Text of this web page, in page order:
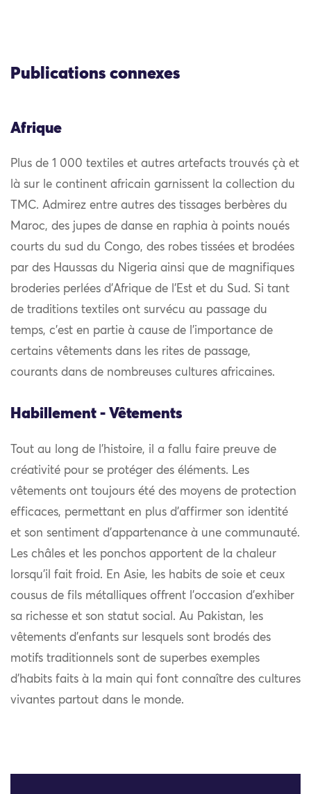
Publications connexes
Afrique
Plus de 1 000 textiles et autres artefacts trouvés çà et
là sur le continent africain garnissent la collection du
TMC. Admirez entre autres des tissages berbères du
Maroc, des jupes de danse en raphia à points noués
courts du sud du Congo, des robes tissées et brodées
par des Haussas du Nigeria ainsi que de magnifiques
broderies perlées d’Afrique de l’Est et du Sud. Si tant
de traditions textiles ont survécu au passage du
temps, c’est en partie à cause de l’importance de
certains vêtements dans les rites de passage,
courants dans de nombreuses cultures africaines.
Habillement - Vêtements
Tout au long de l’histoire, il a fallu faire preuve de
créativité pour se protéger des éléments. Les
vêtements ont toujours été des moyens de protection
efficaces, permettant en plus d’affirmer son identité
et son sentiment d’appartenance à une communauté.
Les châles et les ponchos apportent de la chaleur
lorsqu’il fait froid. En Asie, les habits de soie et ceux
cousus de fils métalliques offrent l’occasion d’exhiber
sa richesse et son statut social. Au Pakistan, les
vêtements d’enfants sur lesquels sont brodés des
motifs traditionnels sont de superbes exemples
d’habits faits à la main qui font connaître des cultures
vivantes partout dans le monde.